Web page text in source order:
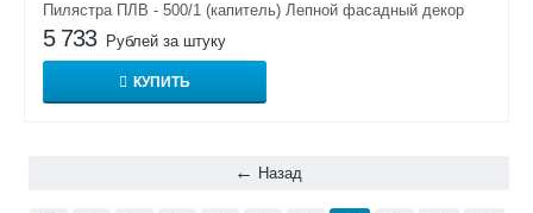
Пилястра ПЛВ - 500/1 (капитель) Лепной фасадный декор
5 733 Рублей за штуку
КУПИТЬ
Назад